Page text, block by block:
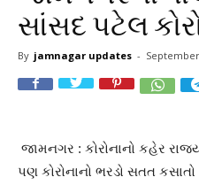
સાંસદ પટેલ
By jamnagar updates -
જામનગર : કોરોનાનો કહેર
પણ કોરોનાનો ભરડો સતત